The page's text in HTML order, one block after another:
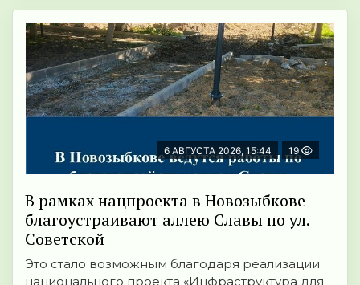
6 АВГУСТА 2026, 15:44 19
В рамках нацпроекта в Новозыбкове
благоустраивают аллею Славы по ул.
Советской
Это стало возможным благодаря реализации
национального проекта «Инфраструктура для